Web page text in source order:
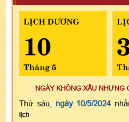
LỊCH DƯƠNG
10
Tháng 5
NGÀY KHÔNG XẤU NHƯNG
Thứ sáu, ngày 10/5/2024
lịch